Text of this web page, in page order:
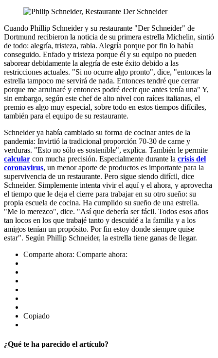
Cuando Phillip Schneider y su restaurante "Der Schneider" de
Dortmund recibieron la noticia de su primera estrella Michelin, sintió
de todo: alegría, tristeza, rabia. Alegría porque por fin lo había
conseguido. Enfado y tristeza porque él y su equipo no pueden
saborear debidamente la alegría de este éxito debido a las
restricciones actuales. "Si no ocurre algo pronto", dice, "entonces la
estrella tampoco me servirá de nada. Entonces tendré que cerrar
porque me arruinaré y entonces podré decir que antes tenía una" Y,
sin embargo, según este chef de alto nivel con raíces italianas, el
premio es algo muy especial, sobre todo en estos tiempos difíciles,
también para el equipo de su restaurante.
Schneider ya había cambiado su forma de cocinar antes de la
pandemia: Invirtió la tradicional proporción 70-30 de carne y
verduras. "Esto no sólo es sostenible", explica. También le permite
calcular con mucha precisión. Especialmente durante la crisis del
coronavirus, un menor aporte de productos es importante para la
supervivencia de un restaurante. Pero sigue siendo difícil, dice
Schneider. Simplemente intenta vivir el aquí y el ahora, y aprovecha
el tiempo que le deja el cierre para trabajar en su otro sueño: su
propia escuela de cocina. Ha cumplido su sueño de una estrella.
"Me lo merezco", dice. "Así que debería ser fácil. Todos esos años
tan locos en los que trabajé tanto y descuidé a la familia y a los
amigos tenían un propósito. Por fin estoy donde siempre quise
estar". Según Phillip Schneider, la estrella tiene ganas de llegar.
Comparte ahora: Comparte ahora:
Copiado
¿Qué te ha parecido el artículo?